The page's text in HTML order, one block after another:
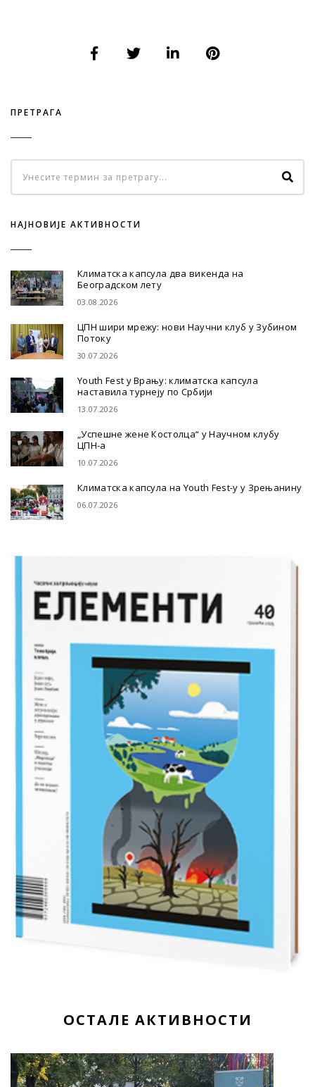
ПРЕТРАГА
НАЈНОВИЈЕ АКТИВНОСТИ
Климатска капсула два викенда на
Београдском лету
03.08.2026
ЦПН шири мрежу: нови Научни клуб у Зубином
Потоку
30.07.2026
Youth Fest у Врању: климатска капсула
наставила турнеју по Србији
13.07.2026
„Успешне жене Костолца“ у Научном клубу
ЦПН-а
10.07.2026
Климатска капсула на Youth Fest-у у Зрењанину
06.07.2026
ОСТАЛЕ АКТИВНОСТИ